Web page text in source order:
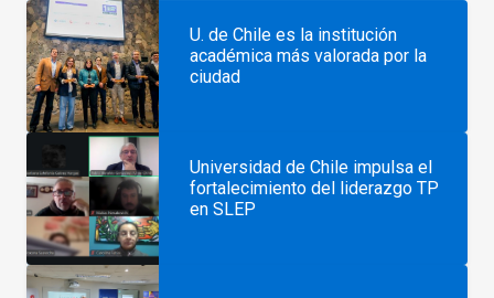
U. de Chile es la institución
académica más valorada por la
ciudad
Universidad de Chile impulsa el
fortalecimiento del liderazgo TP
en SLEP